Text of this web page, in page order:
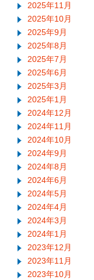
2025年11月
2025年10月
2025年9月
2025年8月
2025年7月
2025年6月
2025年3月
2025年1月
2024年12月
2024年11月
2024年10月
2024年9月
2024年8月
2024年6月
2024年5月
2024年4月
2024年3月
2024年1月
2023年12月
2023年11月
2023年10月